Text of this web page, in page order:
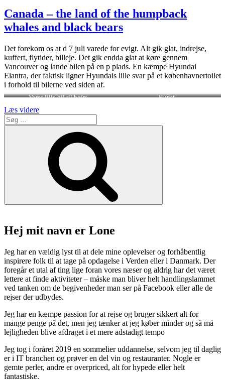
Canada – the land of the humpback
whales and black bears
Det forekom os at d 7 juli varede for evigt. Alt gik glat, indrejse,
kuffert, flytider, billeje. Det gik endda glat at køre gennem
Vancouver og lande bilen på en p plads. En kæmpe Hyundai
Elantra, der faktisk ligner Hyundais lille svar på et københavnertoilet
i forhold til bilerne ved siden af.
Vores lille bil til højre Kunst
Læs videre“Canada
the
humpback
whales
Søg
efter:
Hej mit navn er Lone
Jeg har en vældig lyst til at dele mine oplevelser og forhåbentlig
inspirere folk til at tage på opdagelse i Verden eller i Danmark. Der
foregår et utal af ting lige foran vores næser og aldrig har det været
lettere at finde aktiviteter – måske man bliver helt handlingslammet
ved tanken om de begivenheder man ser på Facebook eller alle de
rejser der udbydes.
Jeg har en kæmpe passion for at rejse og bruger sikkert alt for
mange penge på det, men jeg tænker at jeg køber minder og så må
lejligheden blive afdraget i et mere adstadigt tempo
Jeg tog i foråret 2019 en sommelier uddannelse, selvom jeg til daglig
er i IT branchen og prøver en del vin og restauranter. Nogle er
gemte perler, andre er overpriced, alt for hypede eller helt
fantastiske.